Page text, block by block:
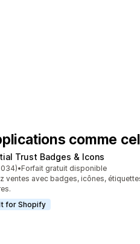
comme
Trust Badges & Icons
sur 5
034)au total
•Forfait gratuit disponible
ventes avec badges, icônes,
for Shopify